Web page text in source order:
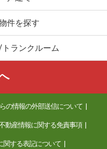
安里
件を探す
ランクルーム
の情報の外部送信について
動産情報に関する免責事項
関する表記について